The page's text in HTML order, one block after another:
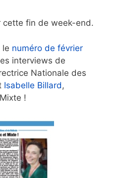
cette fin de week-end.
le numéro de février
interviews de
Nationale des
Isabelle Billard ,
!